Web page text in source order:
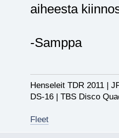
aiheesta
-Samppa
Henseleit TDR 2011 |
DS-16 | TBS Disco
Fleet